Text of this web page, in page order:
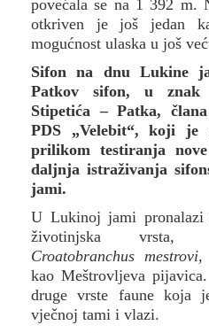
povećala se na 1 392 m.
otkriven je još jedan
mogućnost ulaska u još
Sifon na dnu Lukine
Patkov sifon, u znak
Stipetića – Patka,
PDS „Velebit“, koji je
prilikom testiranja
daljnja istraživanja
jami.
U Lukinoj jami pronalazi
životinjska vrsta,
Croatobranchus mestrovi,
kao Meštrovljeva
druge vrste faune koja
vječnoj tami i vlazi.